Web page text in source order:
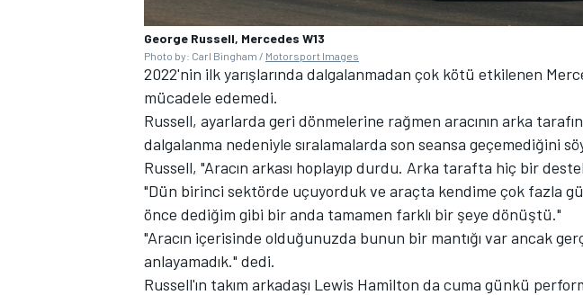
George Russell, Mercedes W13
Photo by: Carl Bingham / Motorsport Images
2022'nin ilk yarışlarında dalgalanmadan çok kötü etkilenen
mücadele edemedi.
Russell, ayarlarda geri dönmelerine rağmen aracının arka
dalgalanma nedeniyle sıralamalarda son seansa geçemediğini
Russell, "Aracın arkası hoplayıp durdu. Arka tarafta hiç bir
"Dün birinci sektörde uçuyorduk ve araçta kendime çok fazla
önce dediğim gibi bir anda tamamen farklı bir şeye dönüştü."
"Aracın içerisinde olduğunuzda bunun bir mantığı var ancak
anlayamadık." dedi.
Russell'ın takım arkadaşı Lewis Hamilton da cuma günkü